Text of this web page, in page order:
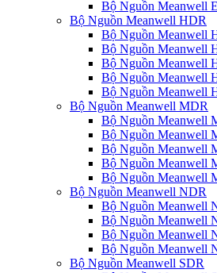
Bộ Nguồn Meanwell
Bộ Nguồn Meanwell HDR
Bộ Nguồn Meanwell
Bộ Nguồn Meanwell
Bộ Nguồn Meanwell
Bộ Nguồn Meanwell
Bộ Nguồn Meanwell
Bộ Nguồn Meanwell MDR
Bộ Nguồn Meanwell
Bộ Nguồn Meanwell
Bộ Nguồn Meanwell
Bộ Nguồn Meanwell
Bộ Nguồn Meanwell
Bộ Nguồn Meanwell NDR
Bộ Nguồn Meanwell
Bộ Nguồn Meanwell
Bộ Nguồn Meanwell
Bộ Nguồn Meanwell
Bộ Nguồn Meanwell SDR